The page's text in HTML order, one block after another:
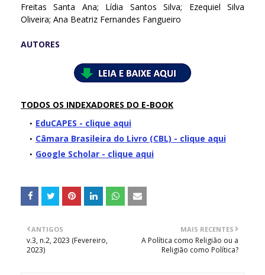
Freitas Santa Ana; Lídia Santos Silva; Ezequiel Silva
Oliveira; Ana Beatriz Fernandes Fangueiro
AUTORES
TODOS OS INDEXADORES DO E-BOOK
EduCAPES - clique aqui
Câmara Brasileira do Livro (CBL) - clique aqui
Google Scholar - clique aqui
MAIS RECENTES
A Política como Religião ou a
Religião como Política?
ANTIGOS
v.3, n.2, 2023 (Fevereiro,
2023)